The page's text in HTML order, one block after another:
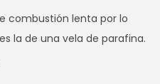
combustión lenta por lo
la de una vela de parafina.